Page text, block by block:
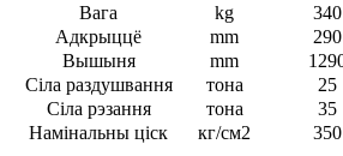
Вага
kg 340
Адкрыццё
mm 290
Вышыня
mm
Сіла раздушвання
тона 25
Сіла рэзання
тона 35
Намінальны ціск
кг/см2 350